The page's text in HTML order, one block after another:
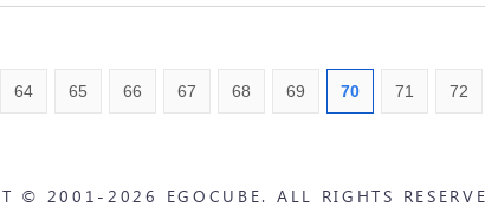
64 65 66 67 68 69 70 71 72
© 2001-2026 EGOCUBE. ALL RIGHTS